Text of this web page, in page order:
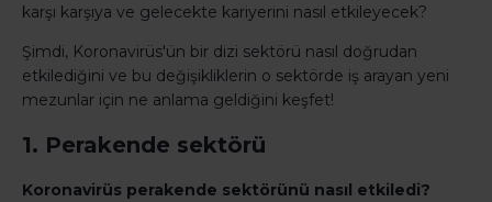
karşı karşıya ve gelecekte kariyerini nasıl etkileyecek?
Şimdi, Koronavirüs'ün bir dizi sektörü nasıl doğrudan
etkilediğini ve bu değişikliklerin o sektörde iş arayan yeni
mezunlar için ne anlama geldiğini keşfet!
1. Perakende sektörü
Koronavirüs perakende sektörünü nasıl etkiledi?